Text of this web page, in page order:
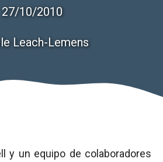
27/10/2010
Leach-Lemens
y un equipo de colaboradores